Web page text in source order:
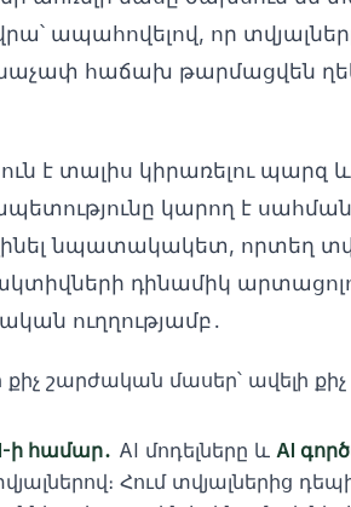
ապահովելով, որ
հաճախ թարմացվեն
է տալիս կիրառելու
կարող է
նպատակակետ, որտեղ
դինամիկ
ուղղությամբ․
քիչ շարժական մասեր՝ ավելի
ի համար․ AI մոդելները և AI
Հում տվյալներից